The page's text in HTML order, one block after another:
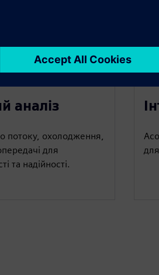
аналіз
потоку, охолодження,
для
та надійності.